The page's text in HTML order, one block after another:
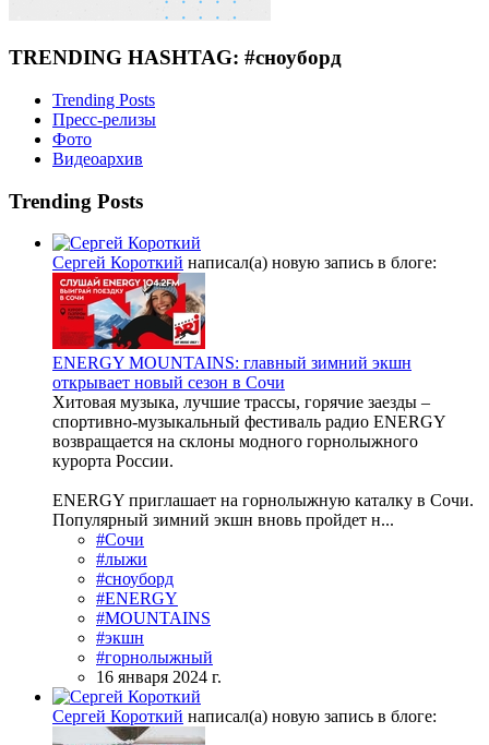
TRENDING HASHTAG: #сноуборд
Trending Posts
Пресс-релизы
Фото
Видеоархив
Trending Posts
Сергей Короткий написал(а) новую запись в блоге:
ENERGY MOUNTAINS: главный зимний экшн
открывает новый сезон в Сочи
Хитовая музыка, лучшие трассы, горячие заезды –
спортивно-музыкальный фестиваль радио ENERGY
возвращается на склоны модного горнолыжного
курорта России.
ENERGY приглашает на горнолыжную каталку в Сочи.
Популярный зимний экшн вновь пройдет н...
#Сочи
#лыжи
#сноуборд
#ENERGY
#MOUNTAINS
#экшн
#горнолыжный
16 января 2024 г.
Сергей Короткий написал(а) новую запись в блоге: